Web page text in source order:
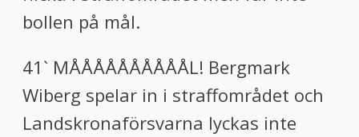
bollen på mål.
41` MÅÅÅÅÅÅÅÅÅÅL! Bergmark
Wiberg spelar in i straffområdet och
Landskronaförsvarna lyckas inte